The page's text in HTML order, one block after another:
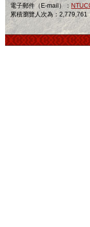
電子郵件（E-mail）：
累積瀏覽人次為：